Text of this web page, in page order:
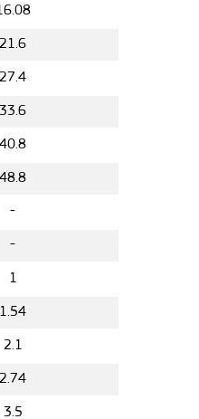
21.6
27.4
33.6
40.8
48.8
-
-
1
1.54
2.1
2.74
3.5